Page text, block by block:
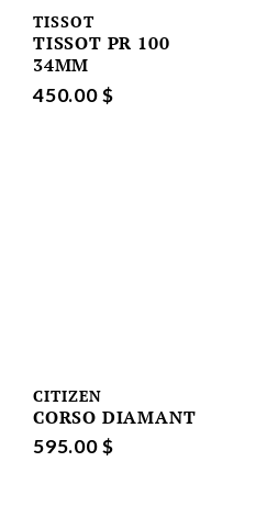
TISSOT
TISSOT PR 100
34MM
450.00 $
CITIZEN
CORSO DIAMANT
595.00 $